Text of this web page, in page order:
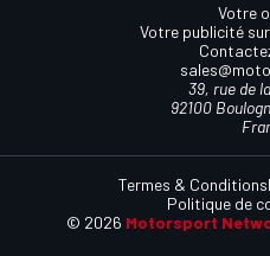
Votre
Votre publicité
39, rue de
92100
© 2026 Motorsport
Termes & Conditions
Politique de